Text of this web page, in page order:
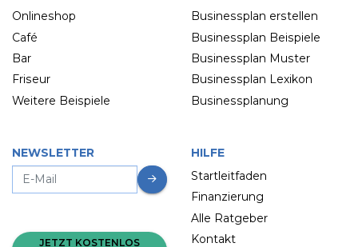
Onlineshop
Café
Bar
Friseur
Weitere Beispiele
Businessplan erstellen
Businessplan Beispiele
Businessplan Muster
Businessplan Lexikon
Businessplanung
NEWSLETTER
JETZT KOSTENLOS
HILFE
Startleitfaden
Finanzierung
Alle Ratgeber
Kontakt